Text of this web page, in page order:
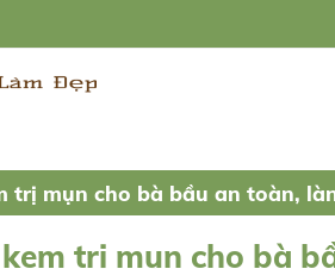
trị mụn cho bà bầu an toàn,
trị mụn cho bà